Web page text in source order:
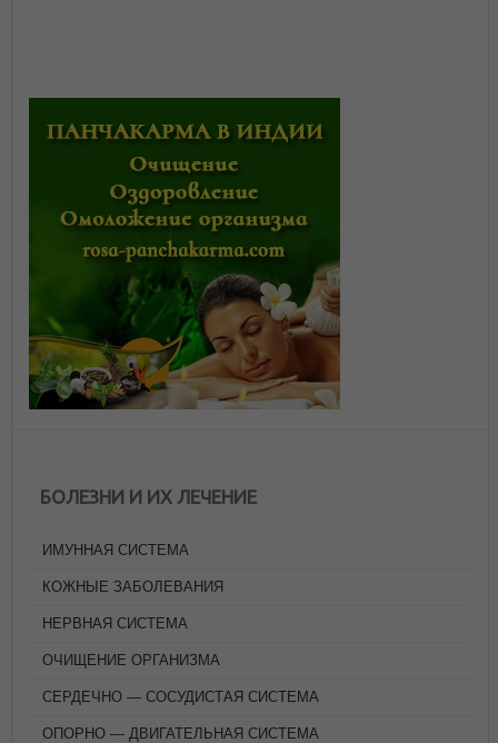
БОЛЕЗНИ И ИХ ЛЕЧЕНИЕ
ИМУННАЯ СИСТЕМА
КОЖНЫЕ ЗАБОЛЕВАНИЯ
НЕРВНАЯ СИСТЕМА
ОЧИЩЕНИЕ ОРГАНИЗМА
СЕРДЕЧНО — СОСУДИСТАЯ СИСТЕМА
ОПОРНО — ДВИГАТЕЛЬНАЯ СИСТЕМА